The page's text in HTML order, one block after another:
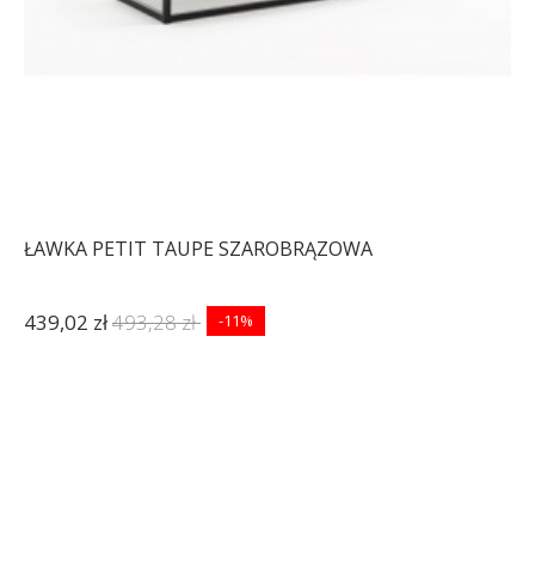
ŁAWKA PETIT TAUPE SZAROBRĄZOWA
439,02 zł493,28 zł -11%